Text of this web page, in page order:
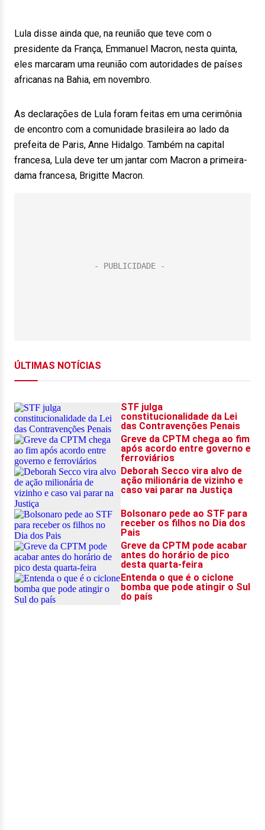
Lula disse ainda que, na reunião que teve com o
presidente da França, Emmanuel Macron, nesta quinta,
eles marcaram uma reunião com autoridades de países
africanas na Bahia, em novembro.
As declarações de Lula foram feitas em uma cerimônia
de encontro com a comunidade brasileira ao lado da
prefeita de Paris, Anne Hidalgo. Também na capital
francesa, Lula deve ter um jantar com Macron a primeira-
dama francesa, Brigitte Macron.